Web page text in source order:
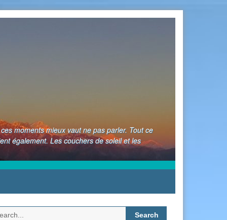
moments mieux vaut ne pas parler. Tout ce
également. Les couchers de soleil et les
Search